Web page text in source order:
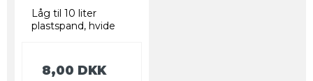
Låg til 10 liter
plastspand, hvide
8,00 DKK